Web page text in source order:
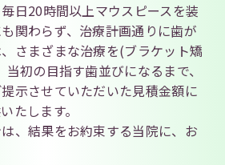
日20時間以上マウスピースを装
関わらず、治療計画通りに歯が
さまざまな治療を(ブラケット矯
初の目指す歯並びになるまで、
示させていただいた見積金額に
たします。
、結果をお約束する当院に、お